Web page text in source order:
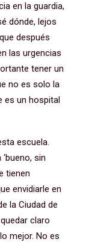
en la guardia,
dónde, lejos
después
las urgencias
tener un
no es solo la
es un hospital
escuela.
sin
tienen
envidiarle en
la Ciudad de
claro
mejor. No es